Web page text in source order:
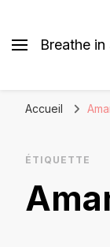
Breathe
Accueil
ÉTIQUETTE